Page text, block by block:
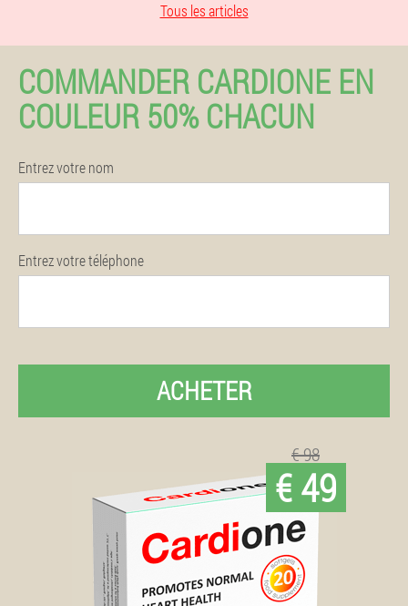
Tous les articles
COMMANDER CARDIONE EN
COULEUR 50% CHACUN
Entrez votre nom
Entrez votre téléphone
ACHETER
€ 98
€ 49